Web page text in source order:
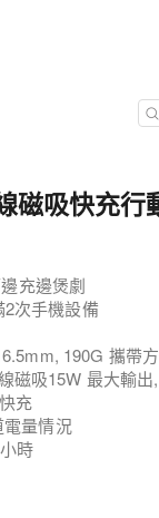
磁吸快充行
充邊煲劇
次手機設備
190G 攜帶
磁吸15W 最大輸
充
量情況
時